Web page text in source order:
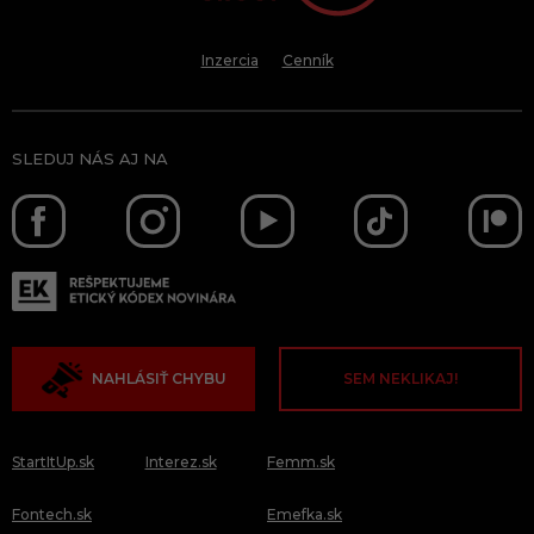
Inzercia Cenník
SLEDUJ NÁS AJ NA
NAHLÁSIŤ CHYBU SEM NEKLIKAJ!
StartItUp.sk
Fontech.sk
Interez.sk Femm.sk
Emefka.sk